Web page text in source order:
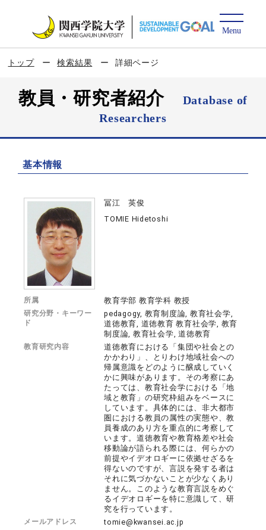
トップ 検索結果 詳細ページ
教員・研究者紹介
Database of
Researchers
基本情報
冨江 英俊
TOMIE Hidetoshi
所属 教育学部 教育学科 教授
研究分野・キーワー
ド
pedagogy, 教育制度論, 教育社会学,
道徳教育, 道徳教育 教育社会学, 教育
制度論, 教育社会学, 道徳教育
教育研究内容
道徳教育における「集団や社会との
かかわり」、とりわけ地域社会への
帰属意識をどのように醸成していく
かに興味があります。その考察にあ
たっては、教育社会学における「地
域と教育」の研究枠組みをベースに
しています。具体的には、非大都市
圏における教員の属性の実態や、教
員養成のあり方を重点的に考察して
います。道徳教育や教育格差や社会
移動論が語られる際には、何らかの
前提やイデオロギーに依拠せざるを
得ないのですが、言説を発する者は
それに気づかないことが少なくあり
ません。このような教育言説をめぐ
るイデオロギーを特に意識して、研
究を行っています。
メールアドレス tomie@kwansei.ac.jp